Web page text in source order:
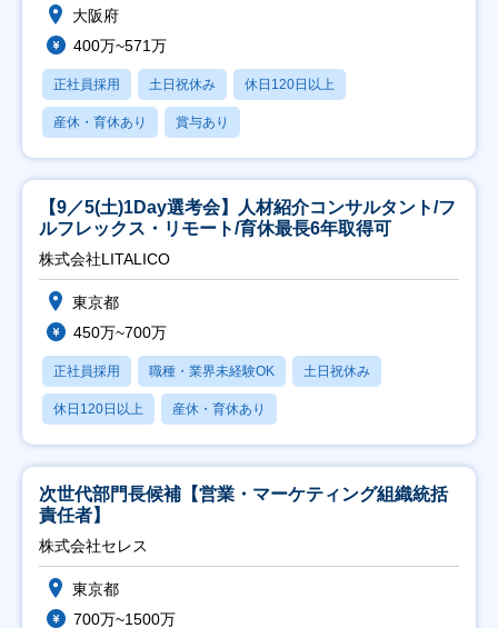
大阪府
400万~571万
正社員採用 土日祝休み 休日120日以上
産休・育休あり 賞与あり
【9／5(土)1Day選考会】人材紹介コンサルタント/フ
ルフレックス・リモート/育休最長6年取得可
株式会社LITALICO
東京都
450万~700万
正社員採用 職種・業界未経験OK 土日祝休み
休日120日以上 産休・育休あり
次世代部門長候補【営業・マーケティング組織統括
責任者】
株式会社セレス
東京都
700万~1500万